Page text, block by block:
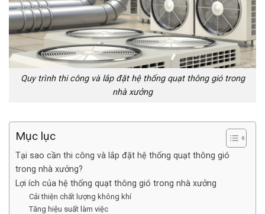
Quy trình thi công và lắp đặt hệ thống quạt thông gió trong
nhà xưởng
Mục lục
Tại sao cần thi công và lắp đặt hệ thống quạt thông gió
trong nhà xưởng?
Lợi ích của hệ thống quạt thông gió trong nhà xưởng
Cải thiện chất lượng không khí
Tăng hiệu suất làm việc